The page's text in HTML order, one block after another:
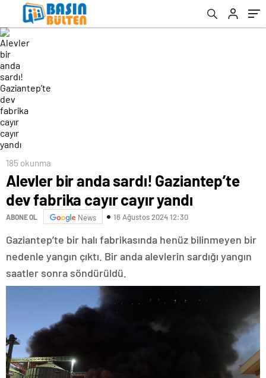
185 okunma
Alevler bir anda sardı! Gaziantep’te
dev fabrika cayır cayır yandı
ABONE OL News 16 Ağustos 2024 12:30
Gaziantep’te bir halı fabrikasında henüz bilinmeyen bir
nedenle yangın çıktı. Bir anda alevlerin sardığı yangın
saatler sonra söndürüldü.